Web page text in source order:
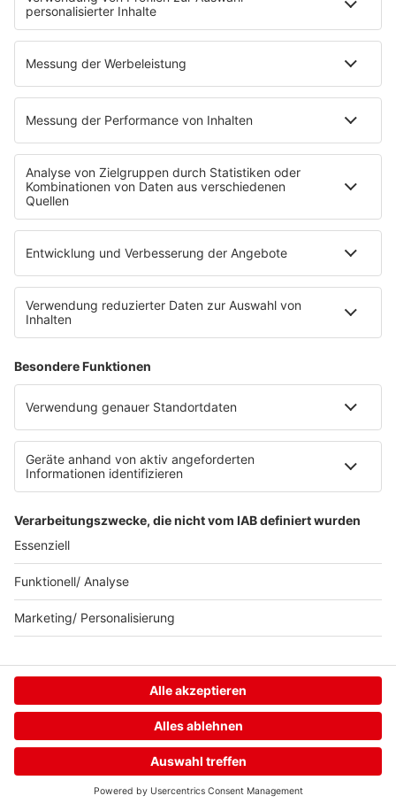
Home Streams Menü
Streams
Live
Brandneu
Country
Chartbuster der Woche
Der beste Rockpop reloaded
Deutschrap Klassiker
EDM Dancefloor
Good Vibes
I Love Hamburg
Mallorca Party
Mitsingen
Top 100 Deutschrap
Top 100 Dance
Sommer
Unplugged
TikTok Hittracks
Uptempo Banger
Programm
Aktuelles
Zum Nachhören
Wetter
Blitzer & Verkehr
Programmübersicht
Podcasts
Jahrhundertgeschichten
Viva La Social